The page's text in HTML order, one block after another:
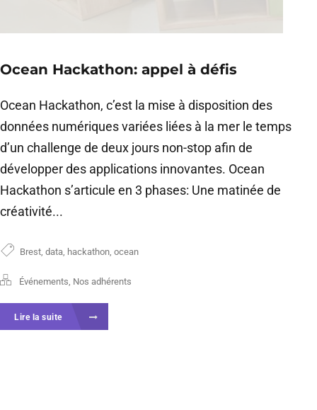
Ocean Hackathon: appel à défis
Ocean Hackathon, c’est la mise à disposition des
données numériques variées liées à la mer le temps
d’un challenge de deux jours non-stop afin de
développer des applications innovantes. Ocean
Hackathon s’articule en 3 phases: Une matinée de
créativité...
Brest data hackathon ocean
Événements Nos adhérents
Lire la suite